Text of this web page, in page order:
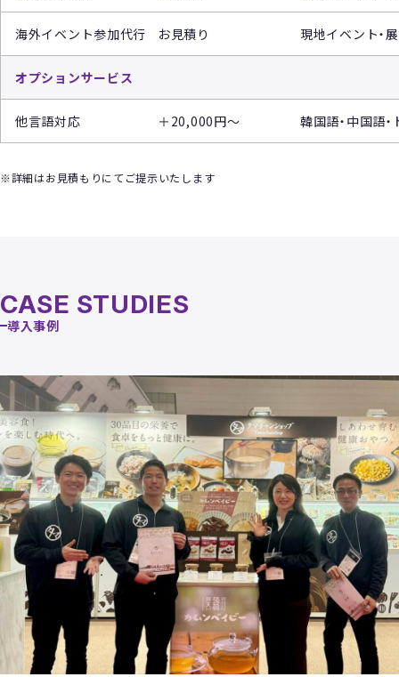
海外イベント参加代行 お見積り 現地イベント・
オプションサービス
他言語対応 ＋20,000円～ 韓国語・中国語
※詳細はお見積もりにてご提示いたします
CASE STUDIES
導入事例